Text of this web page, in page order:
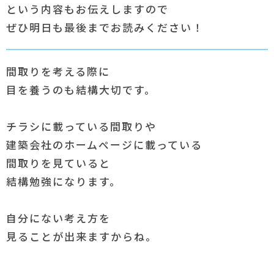
という内容もお伝えしますので
ぜひ明日も最後までお読みください！
間取りを考える際に
目を養うのも結構大切です。
チラシに載っている間取りや
建築会社のホームページに載っている
間取りを見ていると
結構勉強になります。
自分にない考え方を
見ることが出来ますからね。